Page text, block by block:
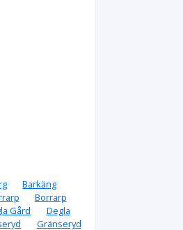
Barkäng
Borrarp
Gård
Degla
Gränseryd